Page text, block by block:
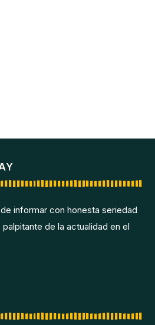
informar con honesta seriedad
de la actualidad en el